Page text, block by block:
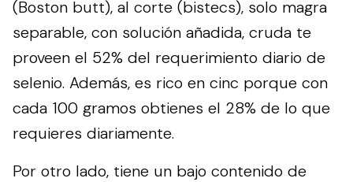
(Boston butt), al corte (bistecs), solo magra
separable, con solución añadida, cruda te
proveen el 52% del requerimiento diario de
selenio. Además, es rico en cinc porque con
cada 100 gramos obtienes el 28% de lo que
requieres diariamente.
Por otro lado, tiene un bajo contenido de